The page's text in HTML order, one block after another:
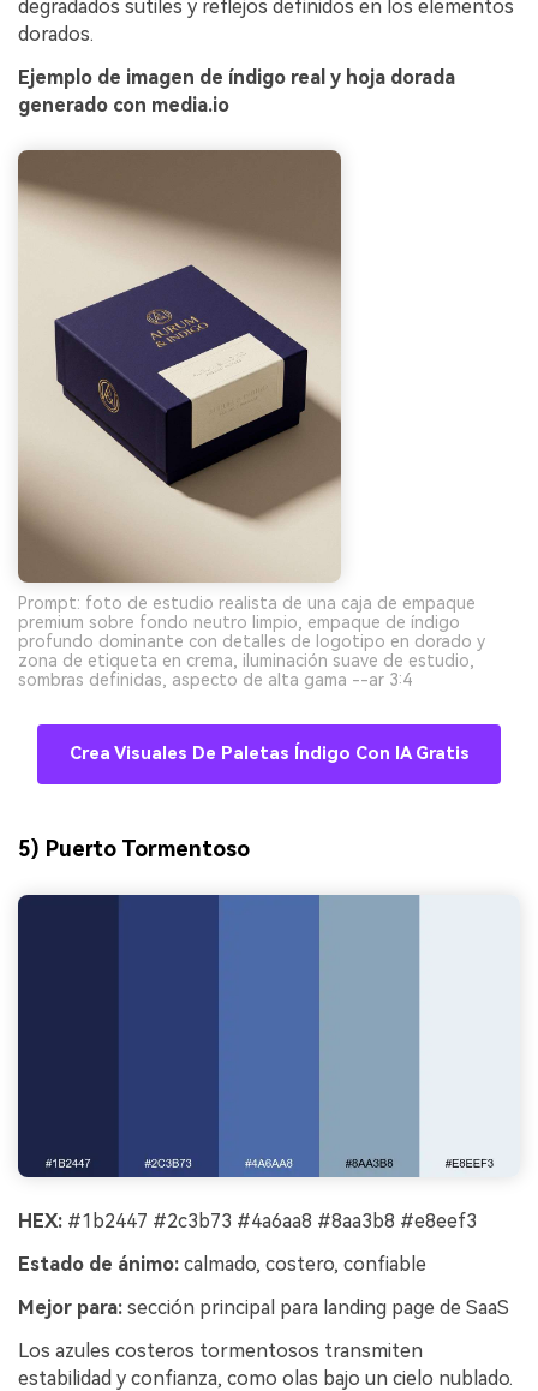
degradados sutiles y reflejos definidos en los elementos
dorados.
Ejemplo de imagen de índigo real y hoja dorada
generado con media.io
Prompt: foto de estudio realista de una caja de empaque
premium sobre fondo neutro limpio, empaque de índigo
profundo dominante con detalles de logotipo en dorado y
zona de etiqueta en crema, iluminación suave de estudio,
sombras definidas, aspecto de alta gama --ar 3:4
Crea Visuales De Paletas Índigo Con IA Gratis
5) Puerto Tormentoso
HEX: #1b2447 #2c3b73 #4a6aa8 #8aa3b8 #e8eef3
Estado de ánimo: calmado, costero, confiable
Mejor para: sección principal para landing page de SaaS
Los azules costeros tormentosos transmiten
estabilidad y confianza, como olas bajo un cielo nublado.